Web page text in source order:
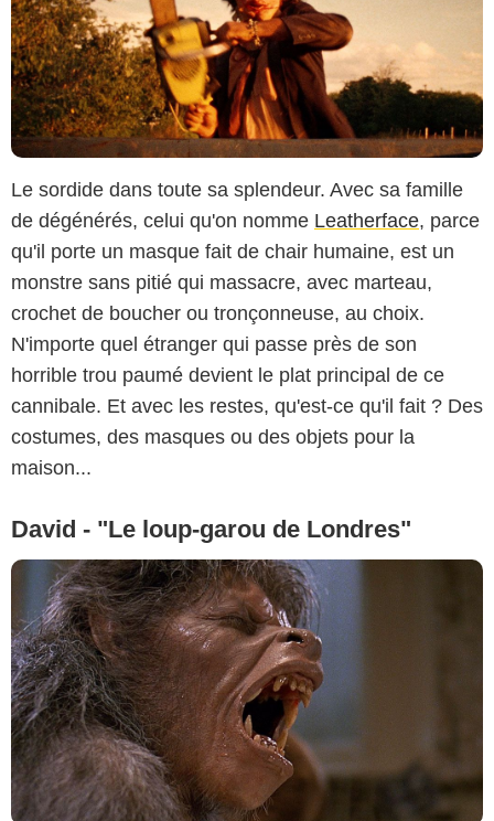
Le sordide dans toute sa splendeur. Avec sa famille
de dégénérés, celui qu'on nomme Leatherface, parce
qu'il porte un masque fait de chair humaine, est un
monstre sans pitié qui massacre, avec marteau,
crochet de boucher ou tronçonneuse, au choix.
N'importe quel étranger qui passe près de son
horrible trou paumé devient le plat principal de ce
cannibale. Et avec les restes, qu'est-ce qu'il fait ? Des
costumes, des masques ou des objets pour la
maison...
David - "Le loup-garou de Londres"